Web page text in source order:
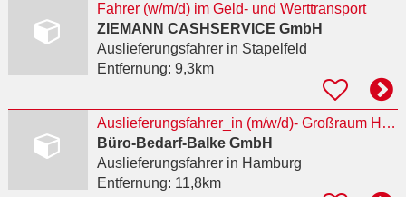
Fahrer (w/m/d) im Geld- und Werttransport
ZIEMANN CASHSERVICE GmbH
Auslieferungsfahrerin Stapelfeld
Entfernung: 9,3km
Auslieferungsfahrer_in (m/w/d)- Großraum Hamburg
Büro-Bedarf-Balke GmbH
Auslieferungsfahrerin Hamburg
Entfernung: 11,8km